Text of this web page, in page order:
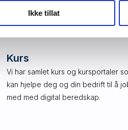
Ikke tillat
Vi har samlet noen
Kurs
Vi har samlet kurs og kursportaler
kan hjelpe deg og din bedrift til å
med med digital beredskap.